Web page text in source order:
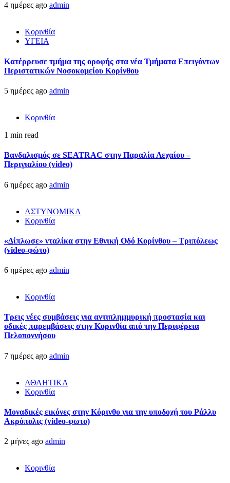
4 ημέρες ago admin
Κορινθία
ΥΓΕΙΑ
Kατέρρευσε τμήμα της οροφής στα νέα Τμήματα Επειγόντων
Περιστατικών Νοσοκομείου Κορίνθου
5 ημέρες ago admin
Κορινθία
1 min read
Βανδαλισμός σε SEATRAC στην Παραλία Λεχαίου –
Περιγιαλίου (video)
6 ημέρες ago admin
ΑΣΤΥΝΟΜΙΚΑ
Κορινθία
«Δίπλωσε» νταλίκα στην Εθνική Oδό Κορίνθου – Τριπόλεως
(video-φώτο)
6 ημέρες ago admin
Κορινθία
Τρεις νέες συμβάσεις για αντιπλημμυρική προστασία και
οδικές παρεμβάσεις στην Κορινθία από την Περιφέρεια
Πελοποννήσου
7 ημέρες ago admin
ΑΘΛΗΤΙΚΑ
Κορινθία
Μοναδικές εικόνες στην Κόρινθο για την υποδοχή του Ράλλυ
Ακρόπολις (video-φωτο)
2 μήνες ago admin
Κορινθία